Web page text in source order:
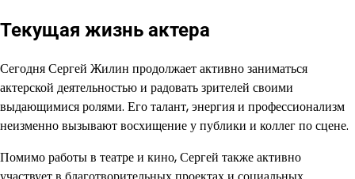
Текущая жизнь актера
Сегодня Сергей Жилин продолжает активно заниматься
актерской деятельностью и радовать зрителей своими
выдающимися ролями. Его талант, энергия и профессионализм
неизменно вызывают восхищение у публики и коллег по сцене.
Помимо работы в театре и кино, Сергей также активно